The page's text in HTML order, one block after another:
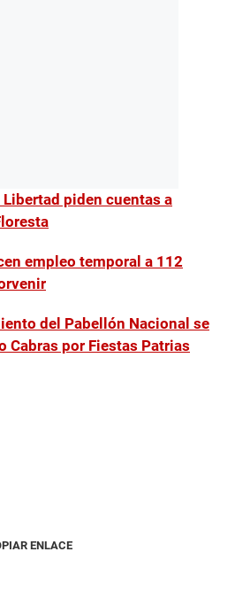
Libertad piden cuentas a
empleo temporal a 112
del Pabellón Nacional se
Cabras por Fiestas Patrias
ENLACE